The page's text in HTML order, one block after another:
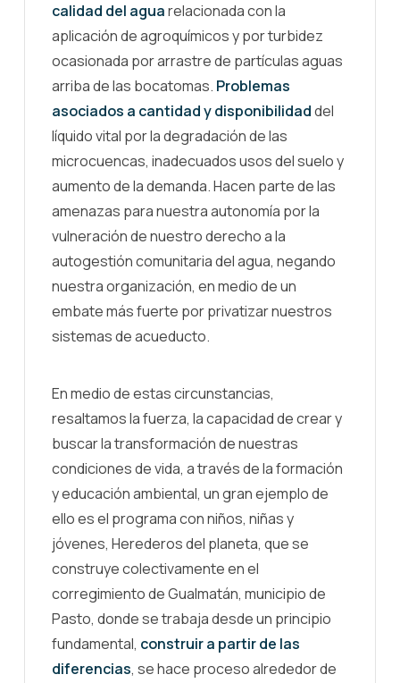
calidad del aguarelacionada con la
aplicación de agroquímicos y por turbidez
ocasionada por arrastre de partículas aguas
arriba de las bocatomas. Problemas
asociados a cantidad y disponibilidaddel
líquido vital por la degradación de las
microcuencas, inadecuados usos del suelo y
aumento de la demanda. Hacen parte de las
amenazas para nuestra autonomía por la
vulneración de nuestro derecho a la
autogestión comunitaria del agua, negando
nuestra organización, en medio de un
embate más fuerte por privatizar nuestros
sistemas de acueducto.
En medio de estas circunstancias,
resaltamos la fuerza, la capacidad de crear y
buscar la transformación de nuestras
condiciones de vida, a través de la formación
y educación ambiental, un gran ejemplo de
ello es el programa con niños, niñas y
jóvenes, Herederos del planeta, que se
construye colectivamente en el
corregimiento de Gualmatán, municipio de
Pasto, donde se trabaja desde un principio
fundamental, construir a partir de las
diferencias, se hace proceso alrededor de